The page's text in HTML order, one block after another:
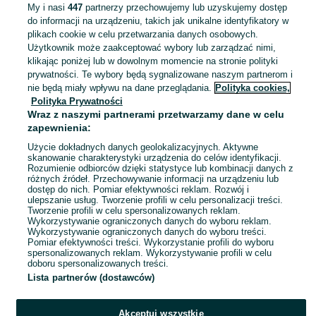
Piłka na przysmaki z otworem
zabawka węchowa edukacyjna dla
psa
44,99 zł
50,79 zł z Pakietem Ochronnym
Bydgoszcz
03 sierpnia 2026
węchowa edukacyjna dla psa
99,99 zł
107,99 zł z Pakietem Ochronnym
Bydgoszcz
14 lipca 2026
My i nasi 447partnerzy przechowujemy lub uzyskujemy dostęp
do informacji na urządzeniu, takich jak unikalne identyfikatory w
plikach cookie w celu przetwarzania danych osobowych.
Użytkownik może zaakceptować wybory lub zarządzać nimi,
klikając poniżej lub w dowolnym momencie na stronie polityki
prywatności. Te wybory będą sygnalizowane naszym partnerom i
nie będą miały wpływu na dane przeglądania. Polityka cookies,
Polityka Prywatności
Wraz z naszymi partnerami przetwarzamy dane w celu
zapewnienia:
Użycie dokładnych danych geolokalizacyjnych. Aktywne
skanowanie charakterystyki urządzenia do celów identyfikacji.
Rozumienie odbiorców dzięki statystyce lub kombinacji danych z
różnych źródeł. Przechowywanie informacji na urządzeniu lub
dostęp do nich. Pomiar efektywności reklam. Rozwój i
ulepszanie usług. Tworzenie profili w celu personalizacji treści.
Tworzenie profili w celu spersonalizowanych reklam.
Wykorzystywanie ograniczonych danych do wyboru reklam.
Wykorzystywanie ograniczonych danych do wyboru treści.
Pomiar efektywności treści. Wykorzystanie profili do wyboru
spersonalizowanych reklam. Wykorzystywanie profili w celu
doboru spersonalizowanych treści.
Lista partnerów (dostawców)
Akceptuj wszystkie